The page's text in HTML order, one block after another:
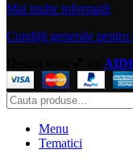
Mai multe informatii
Condiții generale pentru
Menu
Tematici